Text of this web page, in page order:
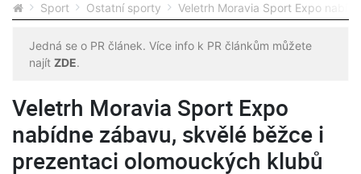
Sport Ostatní sporty Veletrh Moravia Sport Expo
Jedná se o PR článek. Více info k PR článkům můžete
najít ZDE.
Veletrh Moravia Sport Expo
nabídne zábavu, skvělé běžce i
prezentaci olomouckých klubů